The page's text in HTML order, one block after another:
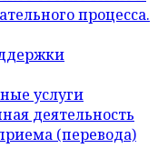
процесса.
услуги
деятельность
(перевода)